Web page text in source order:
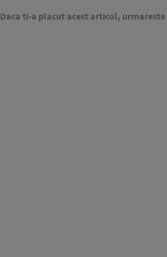
Daca ti-a placut acest articol, urmareste